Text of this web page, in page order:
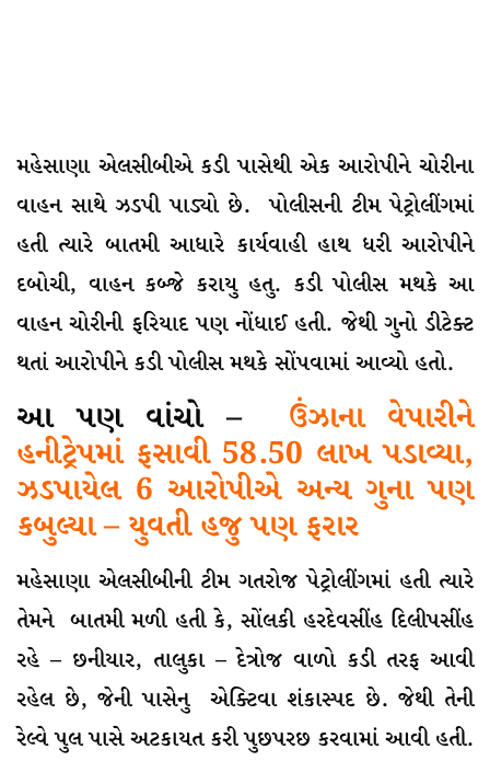
મહેસાણા એલસીબીએ કડી પાસેથી એક આરોપીને ચોરીના
વાહન સાથે ઝડપી પાડ્યો છે. પોલીસની ટીમ પેટ્રોલીંગમાં
હતી ત્યારે બાતમી આધારે કાર્યવાહી હાથ ધરી આરોપીને
દબોચી, વાહન કબ્જે કરાયુ હતુ. કડી પોલીસ મથકે આ
વાહન ચોરીની ફરિયાદ પણ નોંધાઈ હતી. જેથી ગુનો ડીટેક્ટ
થતાં આરોપીને કડી પોલીસ મથકે સોંપવામાં આવ્યો હતો.
આ પણ વાંચો – ઉંઝાના વેપારીને
હનીટ્રેપમાં ફસાવી 58.50 લાખ પડાવ્યા,
ઝડપાયેલ 6 આરોપીએ અન્ય ગુના પણ
કબુલ્યા – યુવતી હજુ પણ ફરાર
મહેસાણા એલસીબીની ટીમ ગતરોજ પેટ્રોલીંગમાં હતી ત્યારે
તેમને બાતમી મળી હતી કે, સોંલકી હરદેવસીંહ દિલીપસીંહ
રહે – છનીયાર, તાલુકા – દેત્રોજ વાળો કડી તરફ આવી
રહેલ છે, જેની પાસેનુ એક્ટિવા શંકાસ્પદ છે. જેથી તેની
રેલ્વે પુલ પાસે અટકાયત કરી પુછપરછ કરવામાં આવી હતી.